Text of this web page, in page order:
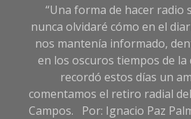
“Una forma de hacer radio
nunca olvidaré cómo en el
nos mantenía informado,
en los oscuros tiempos de la
recordó estos días un
comentamos el retiro radial
Campos. Por: Ignacio Paz